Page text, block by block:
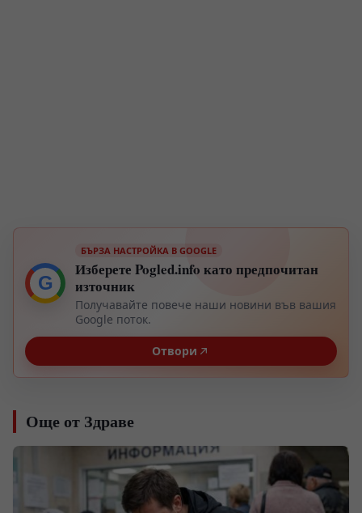
G
БЪРЗА НАСТРОЙКА В GOOGLE
Изберете Pogled.info като предпочитан
източник
Получавайте повече наши новини във вашия
Google поток.
Отвори
Още от Здраве